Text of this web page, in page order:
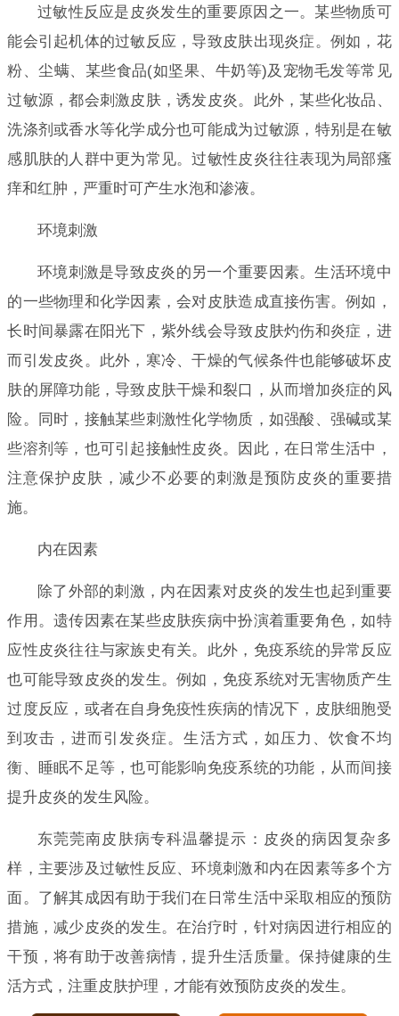
过敏性反应是皮炎发生的重要原因之一。某些物质可
能会引起机体的过敏反应，导致皮肤出现炎症。例如，花
粉、尘螨、某些食品(如坚果、牛奶等)及宠物毛发等常见
过敏源，都会刺激皮肤，诱发皮炎。此外，某些化妆品、
洗涤剂或香水等化学成分也可能成为过敏源，特别是在敏
感肌肤的人群中更为常见。过敏性皮炎往往表现为局部瘙
痒和红肿，严重时可产生水泡和渗液。
环境刺激
环境刺激是导致皮炎的另一个重要因素。生活环境中
的一些物理和化学因素，会对皮肤造成直接伤害。例如，
长时间暴露在阳光下，紫外线会导致皮肤灼伤和炎症，进
而引发皮炎。此外，寒冷、干燥的气候条件也能够破坏皮
肤的屏障功能，导致皮肤干燥和裂口，从而增加炎症的风
险。同时，接触某些刺激性化学物质，如强酸、强碱或某
些溶剂等，也可引起接触性皮炎。因此，在日常生活中，
注意保护皮肤，减少不必要的刺激是预防皮炎的重要措
施。
内在因素
除了外部的刺激，内在因素对皮炎的发生也起到重要
作用。遗传因素在某些皮肤疾病中扮演着重要角色，如特
应性皮炎往往与家族史有关。此外，免疫系统的异常反应
也可能导致皮炎的发生。例如，免疫系统对无害物质产生
过度反应，或者在自身免疫性疾病的情况下，皮肤细胞受
到攻击，进而引发炎症。生活方式，如压力、饮食不均
衡、睡眠不足等，也可能影响免疫系统的功能，从而间接
提升皮炎的发生风险。
东莞莞南皮肤病专科温馨提示：皮炎的病因复杂多
样，主要涉及过敏性反应、环境刺激和内在因素等多个方
面。了解其成因有助于我们在日常生活中采取相应的预防
措施，减少皮炎的发生。在治疗时，针对病因进行相应的
干预，将有助于改善病情，提升生活质量。保持健康的生
活方式，注重皮肤护理，才能有效预防皮炎的发生。